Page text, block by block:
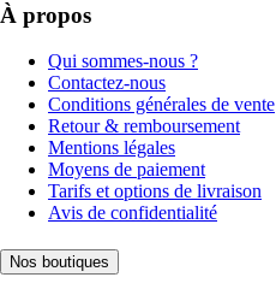
À propos
Qui sommes-nous ?
Contactez-nous
Conditions générales de vente
Retour & remboursement
Mentions légales
Moyens de paiement
Tarifs et options de livraison
Avis de confidentialité
Nos boutiques